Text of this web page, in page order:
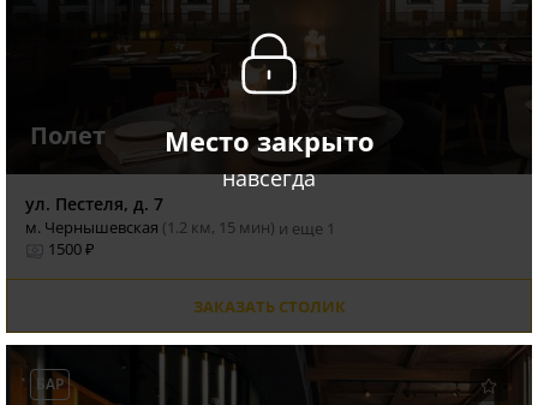
Место закрыто
навсегда
Полет
ул. Пестеля, д. 7
м. Чернышевская (1.2 км, 15 мин) и еще 1
1500 ₽
ЗАКАЗАТЬ СТОЛИК
БАР